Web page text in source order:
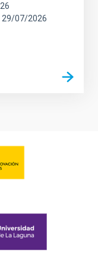
29/07/2026